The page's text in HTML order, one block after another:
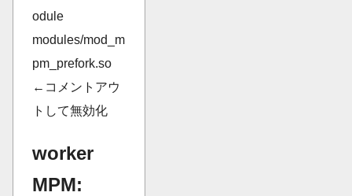
odule
modules/mod_m
pm_prefork.so
←コメントアウ
トして無効化
worker
MPM: